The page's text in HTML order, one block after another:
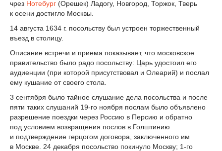
чрез Нотебург (Орешек) Ладогу, Новгород, Торжок, Тверь
к осени достигло Москвы.
14 августа 1634 г. посольству был устроен торжественный
въезд в столицу.
Описание встречи и приема показывает, что московское
правительство было радо посольству: Царь удостоил его
аудиенции (при которой присутствовал и Олеарий) и послал
ему кушание от своего стола.
3 сентября было тайное слушание дела посольства и после
пяти таких слушаний 19-го ноября послам было объявлено
разрешение поездки через Россию в Персию и обратно
под условием возвращения послов в Голштинию
и подтверждение герцогом договора, заключенного им
в Москве. 24 декабря посольство покинуло Москву; 1-го